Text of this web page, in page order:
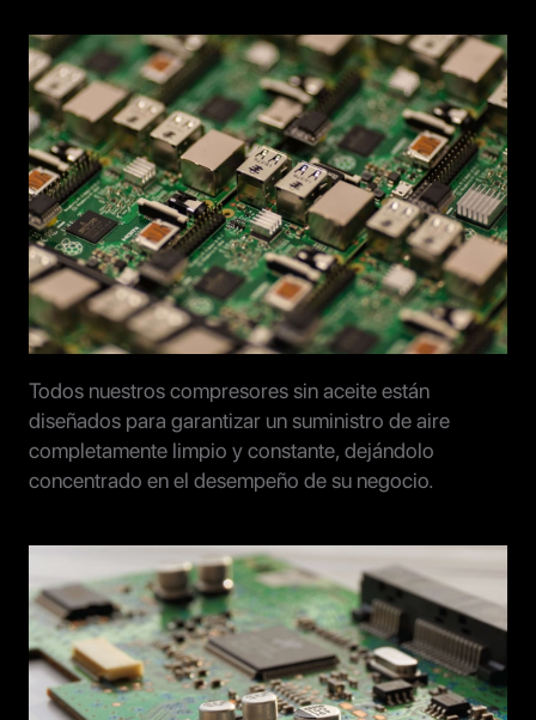
Todos nuestros compresores sin aceite están
diseñados para garantizar un suministro de aire
completamente limpio y constante, dejándolo
concentrado en el desempeño de su negocio.